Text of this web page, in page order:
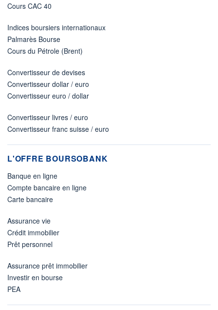
Cours CAC 40
Indices boursiers internationaux
Palmarès Bourse
Cours du Pétrole (Brent)
Convertisseur de devises
Convertisseur dollar / euro
Convertisseur euro / dollar
Convertisseur livres / euro
Convertisseur franc suisse / euro
L'OFFRE BOURSOBANK
Banque en ligne
Compte bancaire en ligne
Carte bancaire
Assurance vie
Crédit immobilier
Prêt personnel
Assurance prêt immobilier
Investir en bourse
PEA